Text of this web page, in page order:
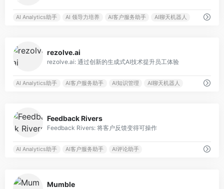
AI Analytics助手 AI 领导力培养 AI客户服务助手 AI聊天机器人
rezolve.ai
rezolve.ai: 通过创新的生成式AI技术提升员工体验
AI Analytics助手 AI客户服务助手 AI知识管理 AI聊天机器人
Feedback Rivers
Feedback Rivers: 将客户反馈变得可操作
AI Analytics助手 AI客户服务助手 AI评论助手
Mumble